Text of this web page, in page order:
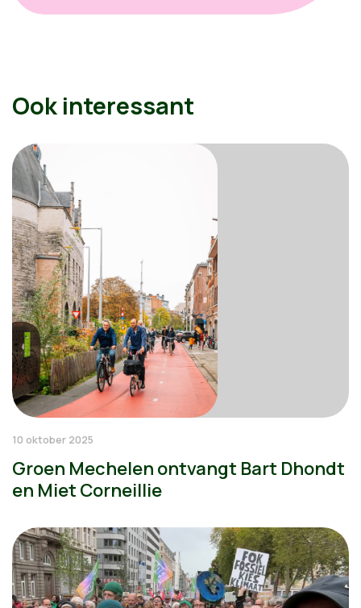
Ook interessant
10 oktober 2025
Groen Mechelen ontvangt Bart Dhondt
en Miet Corneillie